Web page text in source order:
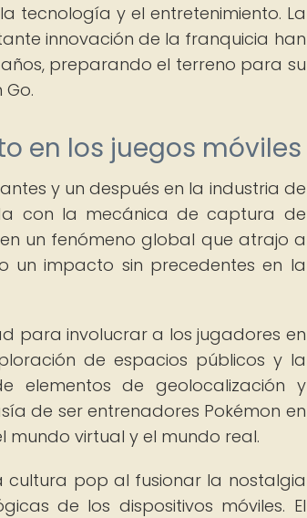
tecnología y el entretenimiento. La
innovación de la franquicia han
preparando el terreno para su
en los juegos móviles
y un después en la industria de
con la mecánica de captura de
un fenómeno global que atrajo a
un impacto sin precedentes en la
para involucrar a los jugadores en
de espacios públicos y la
elementos de geolocalización y
de ser entrenadores Pokémon en
mundo virtual y el mundo real.
cultura pop al fusionar la nostalgia
de los dispositivos móviles. El